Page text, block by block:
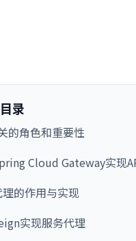
录
的角色和重要性
Cloud Gateway实现
的作用与实现
实现服务代理